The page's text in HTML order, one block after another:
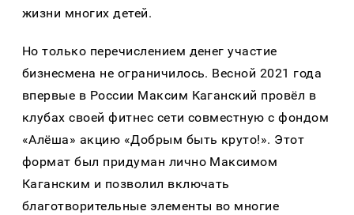
жизни многих детей.
Но только перечислением денег участие
бизнесмена не ограничилось. Весной 2021 года
впервые в России Максим Каганский провёл в
клубах своей фитнес сети совместную с фондом
«Алёша» акцию «Добрым быть круто!». Этот
формат был придуман лично Максимом
Каганским и позволил включать
благотворительные элементы во многие